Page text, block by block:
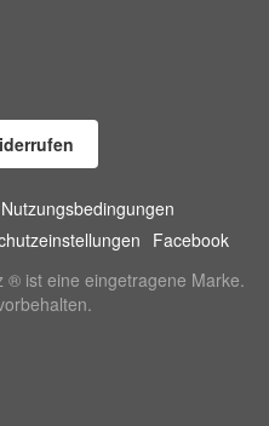
Nutzungsbedingungen
Facebook
ist eine eingetragene Marke.